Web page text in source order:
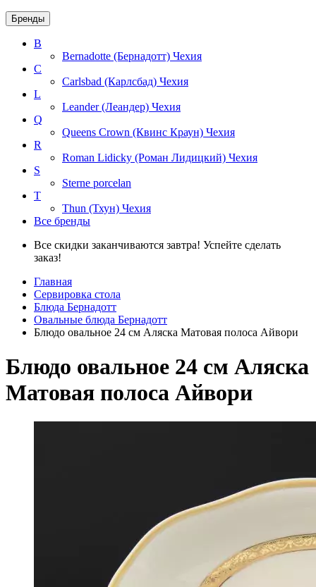
Бренды
B
Bernadotte (Бернадотт) Чехия
C
Carlsbad (Карлсбад) Чехия
L
Leander (Леандер) Чехия
Q
Queens Crown (Квинс Краун) Чехия
R
Roman Lidicky (Роман Лидицкий) Чехия
S
Sterne porcelan
T
Thun (Тхун) Чехия
Все бренды
Все скидки заканчиваются завтра! Успейте сделать
заказ!
Главная
Сервировка стола
Блюда Бернадотт
Овальные блюда Бернадотт
Блюдо овальное 24 см Аляска Матовая полоса Айвори
Блюдо овальное 24 см Аляска
Матовая полоса Айвори